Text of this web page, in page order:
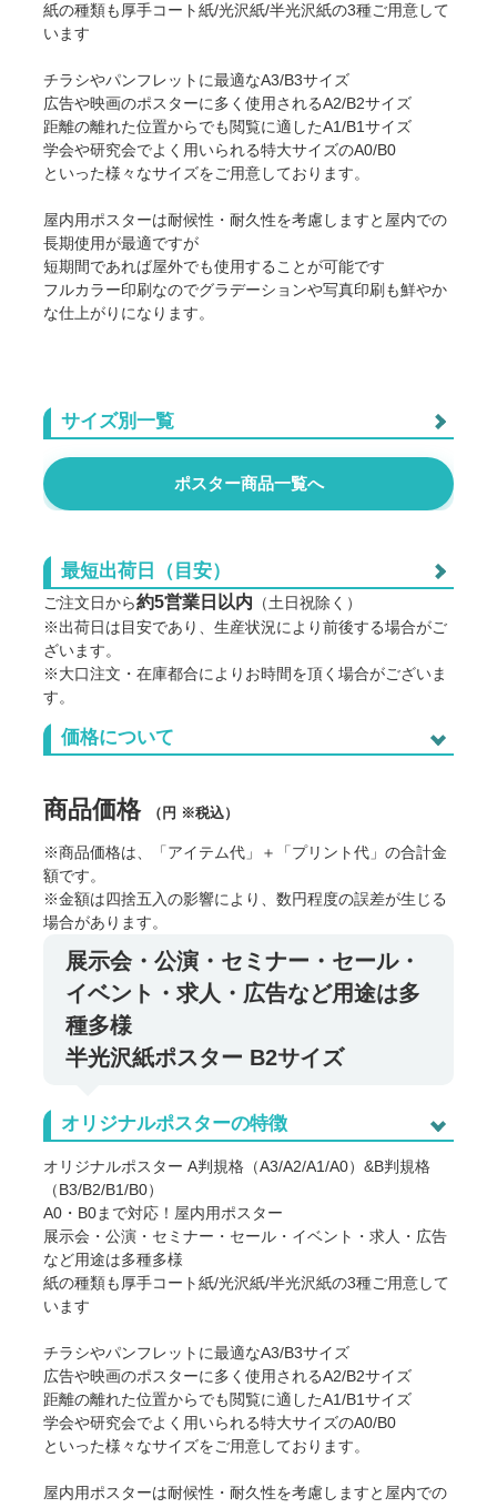
紙の種類も厚手コート紙/光沢紙/半光沢紙の3種ご用意して
います
チラシやパンフレットに最適なA3/B3サイズ
広告や映画のポスターに多く使用されるA2/B2サイズ
距離の離れた位置からでも閲覧に適したA1/B1サイズ
学会や研究会でよく用いられる特大サイズのA0/B0
といった様々なサイズをご用意しております。
屋内用ポスターは耐候性・耐久性を考慮しますと屋内での
長期使用が最適ですが
短期間であれば屋外でも使用することが可能です
フルカラー印刷なのでグラデーションや写真印刷も鮮やか
な仕上がりになります。
サイズ別一覧
半光沢紙 B2サイズ
ポスター商品一覧へ
最短出荷日（目安）
ご注文日から約5営業日以内 （土日祝除く）
※出荷日は目安であり、生産状況により前後する場合がご
ざいます。
※大口注文・在庫都合によりお時間を頂く場合がございま
す。
ご利用に際しての注意点
に差が生じる場合がございます。
※サイズ寸法はメーカー提供情報です。差異や個体差がありま
※出荷予定日は、各種条件によって変動します。
※出荷日前倒しのご相談は原則お受けしていません。
※生産状況や天候、交通事情等で納期が前後することがありま
す。
※ご注文数量が多い場合、納品までお時間を頂く場合がござい
ます。
※本ページ記載の内容は予告なく変更することがあります。
価格について
商品価格 （円 ※税込）
※商品価格は、「アイテム代」＋「プリント代」の合計金
額です。
※金額は四捨五入の影響により、数円程度の誤差が生じる
場合があります。
展示会・公演・セミナー・セール・
イベント・求人・広告など用途は多
種多様
半光沢紙ポスター B2サイズ
オリジナルポスターの特徴
オリジナルポスター A判規格（A3/A2/A1/A0）&B判規格
（B3/B2/B1/B0）
A0・B0まで対応！屋内用ポスター
展示会・公演・セミナー・セール・イベント・求人・広告
など用途は多種多様
紙の種類も厚手コート紙/光沢紙/半光沢紙の3種ご用意して
います
チラシやパンフレットに最適なA3/B3サイズ
広告や映画のポスターに多く使用されるA2/B2サイズ
距離の離れた位置からでも閲覧に適したA1/B1サイズ
学会や研究会でよく用いられる特大サイズのA0/B0
といった様々なサイズをご用意しております。
屋内用ポスターは耐候性・耐久性を考慮しますと屋内での